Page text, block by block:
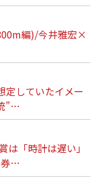
編)/今井雅宏×
定していたイメー
”…
は「時計は遅い」
券…